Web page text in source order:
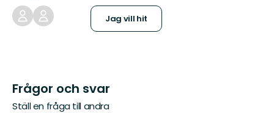
Jag vill hit
Frågor och svar
Ställ en fråga till andra